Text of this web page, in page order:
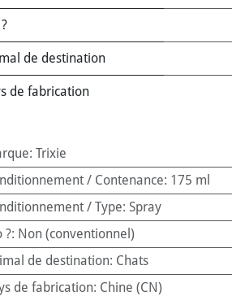
de destination
de fabrication
: Trixie
/ Contenance: 175 ml
/ Type: Spray
?: Non (conventionnel)
de destination: Chats
de fabrication: Chine (CN)